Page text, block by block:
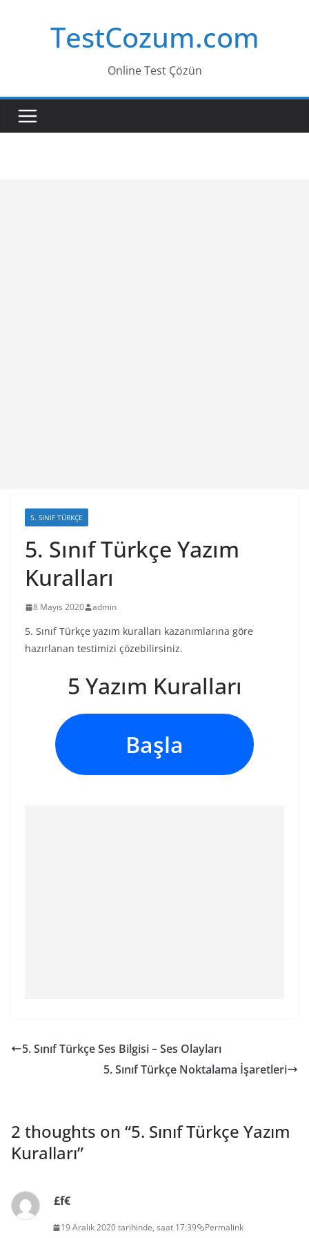
TestCozum.com
Online Test Çözün
5. SINIF TÜRKÇE
5. Sınıf Türkçe Yazım
Kuralları
8 Mayıs 2020 admin
5. Sınıf Türkçe yazım kuralları kazanımlarına göre
hazırlanan testimizi çözebilirsiniz.
5 Yazım Kuralları
Başla
5. Sınıf Türkçe Ses Bilgisi – Ses Olayları
5. Sınıf Türkçe Noktalama İşaretleri
2 thoughts on “5. Sınıf Türkçe Yazım
Kuralları”
£f€
19 Aralık 2020 tarihinde, saat 17:39 Permalink